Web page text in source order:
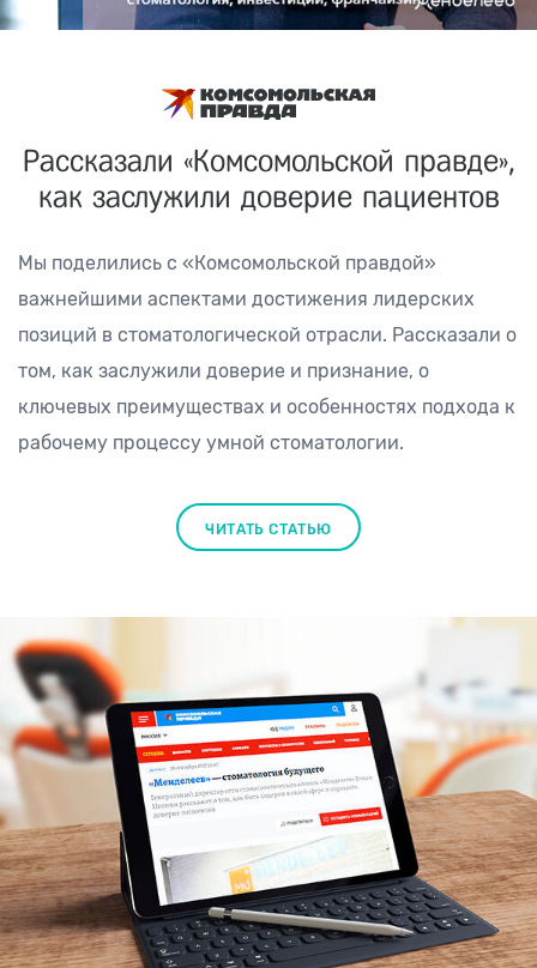
Рассказали «Комсомольской правде»,
как заслужили доверие пациентов
Мы поделились с «Комсомольской правдой»
важнейшими аспектами достижения лидерских
позиций в стоматологической отрасли. Рассказали о
том, как заслужили доверие и признание, о
ключевых преимуществах и особенностях подхода к
рабочему процессу умной стоматологии.
ЧИТАТЬ СТАТЬЮ